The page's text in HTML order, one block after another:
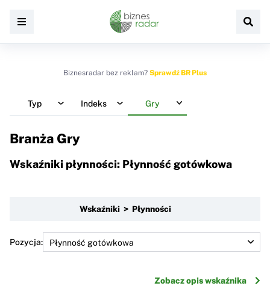
Biznesradar bez reklam? Sprawdź BR Plus
Typ Indeks Gry
Branża Gry
Wskaźniki płynności: Płynność gotówkowa
Wskaźniki > Płynności
Pozycja:
Zobacz opis wskaźnika